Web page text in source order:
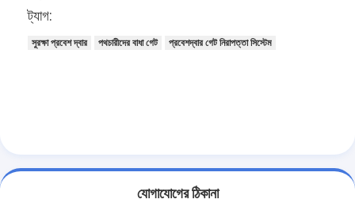
ট্যাগ:
সুরক্ষা প্রবেশ দ্বার পথচারীদের বাধা গেট প্রবেশদ্বার গেট নিরাপত্তা সিস্টেম
যোগাযোগের ঠিকানা